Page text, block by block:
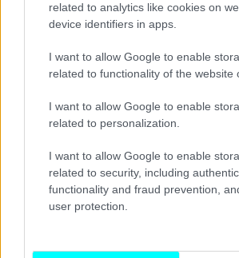
related to analytics like cookies on
device identifiers in apps.
I want to allow Google to enable
related to functionality of the website
I want to allow Google to enable
related to personalization.
I want to allow Google to enable
related to security, including
functionality and fraud prevention,
user protection.